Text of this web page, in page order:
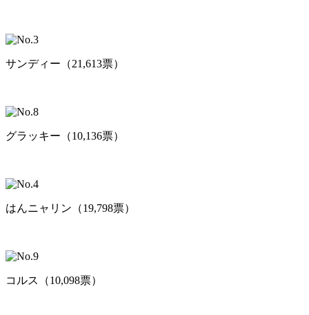
サンディー（21,613票）
グラッキー（10,136票）
はんニャリン（19,798票）
コルス（10,098票）